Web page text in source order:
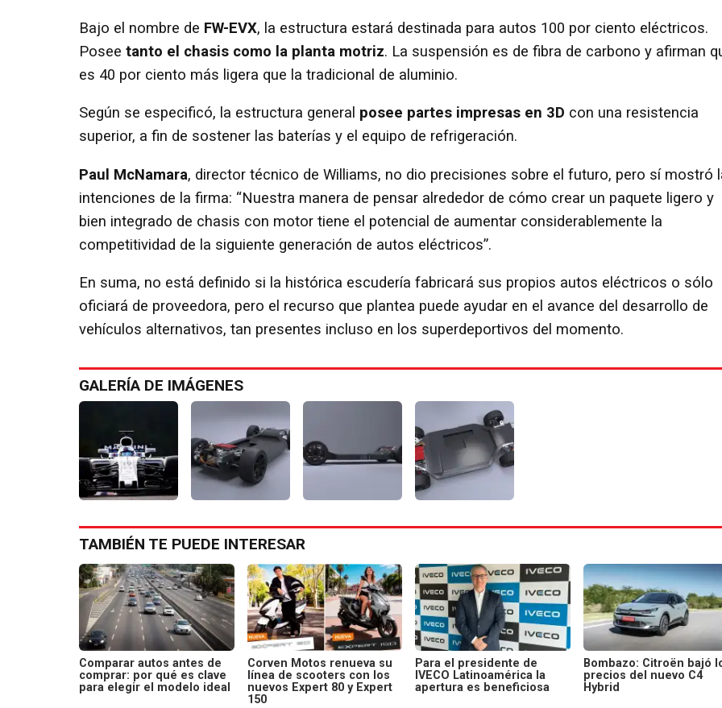
Bajo el nombre de FW-EVX, la estructura estará destinada para autos 100 por ciento eléctricos.
Posee tanto el chasis como la planta motriz. La suspensión es de fibra de carbono y afirman
es 40 por ciento más ligera que la tradicional de aluminio.
Según se especificó, la estructura general posee partes impresas en 3D con una resistencia
superior, a fin de sostener las baterías y el equipo de refrigeración.
Paul McNamara, director técnico de Williams, no dio precisiones sobre el futuro, pero sí mostró
intenciones de la firma: “Nuestra manera de pensar alrededor de cómo crear un paquete ligero y
bien integrado de chasis con motor tiene el potencial de aumentar considerablemente la
competitividad de la siguiente generación de autos eléctricos”.
En suma, no está definido si la histórica escudería fabricará sus propios autos eléctricos o sólo
oficiará de proveedora, pero el recurso que plantea puede ayudar en el avance del desarrollo de
vehículos alternativos, tan presentes incluso en los superdeportivos del momento.
GALERÍA DE IMÁGENES
TAMBIÉN TE PUEDE INTERESAR
Comparar autos antes de
comprar: por qué es clave
para elegir el modelo ideal
Corven Motos renueva su
línea de scooters con los
nuevos Expert 80 y Expert
150
Para el presidente de
IVECO Latinoamérica la
apertura es beneficiosa
Bombazo: Citroën bajó
precios del nuevo C4
Hybrid